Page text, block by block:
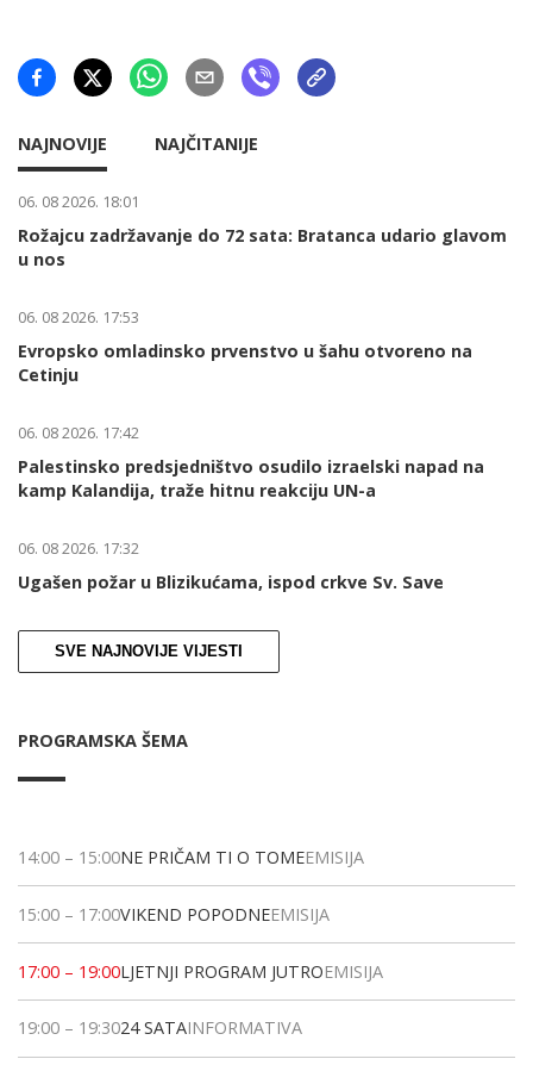
NAJNOVIJE NAJČITANIJE
06. 08 2026. 18:01
Rožajcu zadržavanje do 72 sata: Bratanca udario glavom
u nos
06. 08 2026. 17:53
Evropsko omladinsko prvenstvo u šahu otvoreno na
Cetinju
06. 08 2026. 17:42
Palestinsko predsjedništvo osudilo izraelski napad na
kamp Kalandija, traže hitnu reakciju UN-a
06. 08 2026. 17:32
Ugašen požar u Blizikućama, ispod crkve Sv. Save
SVE NAJNOVIJE VIJESTI
PROGRAMSKA ŠEMA
14:00 – 15:00NE PRIČAM TI O TOMEEMISIJA
15:00 – 17:00VIKEND POPODNEEMISIJA
17:00 – 19:00LJETNJI PROGRAM JUTROEMISIJA
19:00 – 19:3024 SATAINFORMATIVA